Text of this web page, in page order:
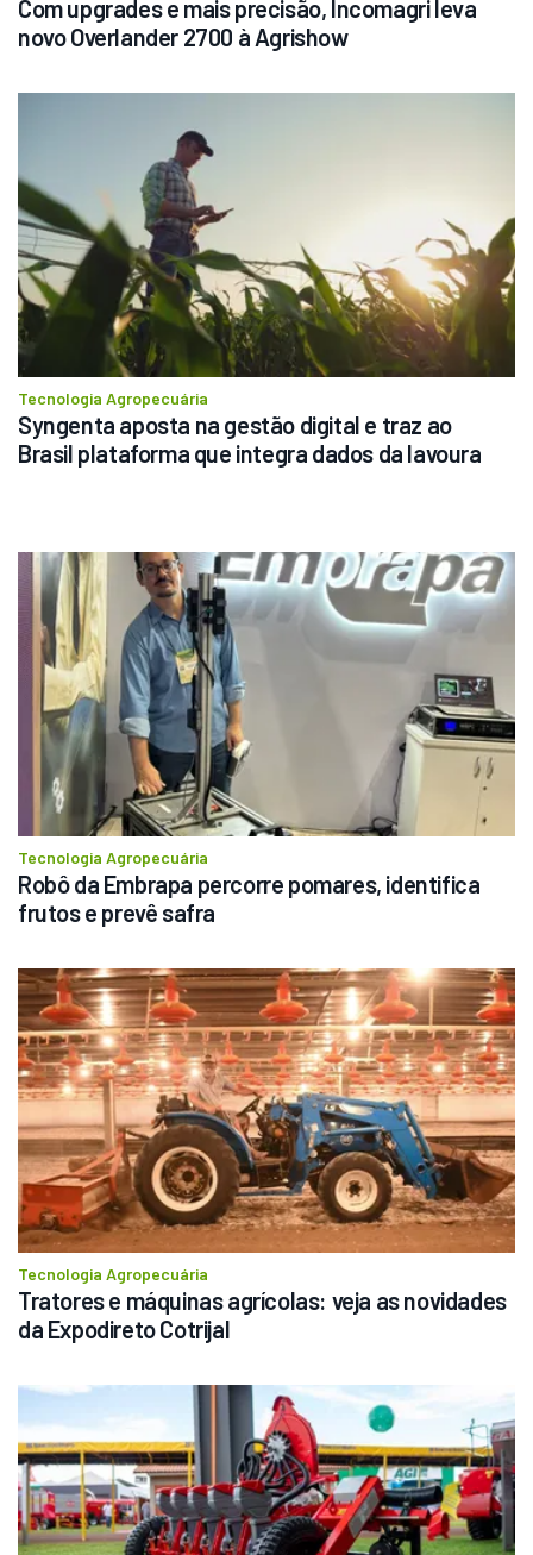
Com upgrades e mais precisão, Incomagri leva
novo Overlander 2700 à Agrishow
Tecnologia Agropecuária
Syngenta aposta na gestão digital e traz ao
Brasil plataforma que integra dados da lavoura
Tecnologia Agropecuária
Robô da Embrapa percorre pomares, identifica
frutos e prevê safra
Tecnologia Agropecuária
Tratores e máquinas agrícolas: veja as novidades
da Expodireto Cotrijal